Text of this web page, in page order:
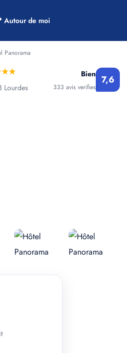
Autour de moi
Panorama
Lourdes
Bien
333 avis verifies
7,6